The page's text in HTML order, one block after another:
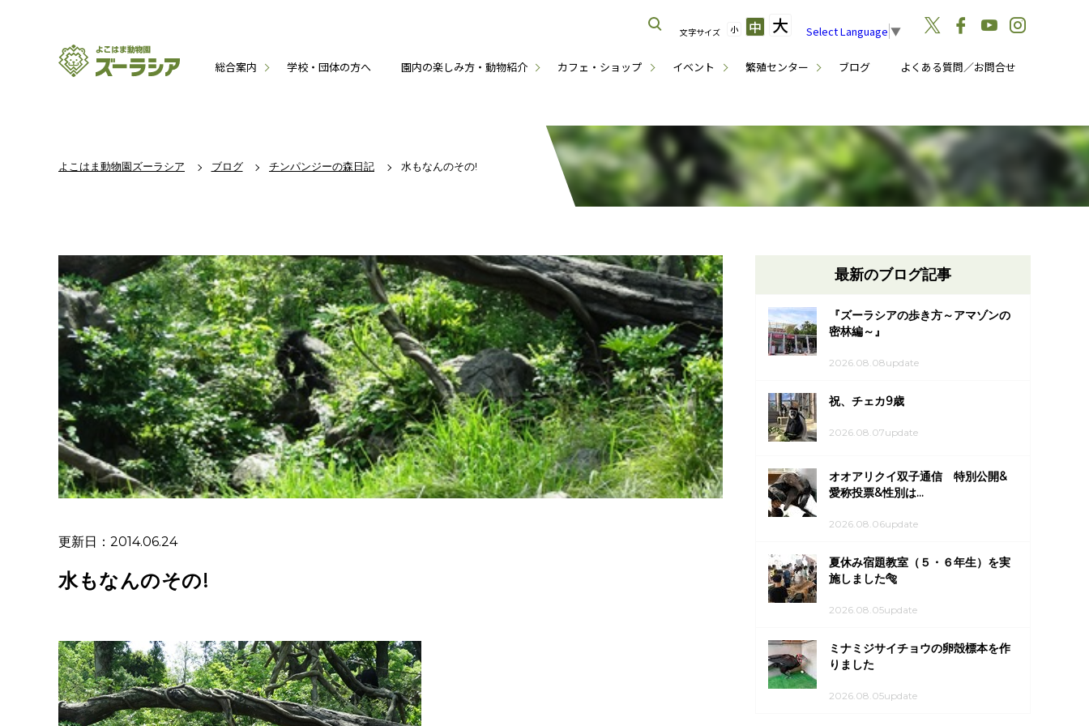
総合案内 学校・団体の方へ 園内の楽しみ方・動物紹介 カフェ・ショップ イベント 繁殖センター ブログ よくある質問／お問合せ
文字サイズ 小 中 大 Select Language ▼
よこはま動物園ズーラシア ブログ チンパンジーの森日記 水もなんのその!
更新日：2014.06.24
水もなんのその!
最新のブログ記事
『ズーラシアの歩き方～アマゾンの
密林編～』
2026.08.08update
祝、チェカ9歳
2026.08.07update
オオアリクイ双子通信 特別公開&
愛称投票&性別は...
2026.08.06update
夏休み宿題教室（５・６年生）を実
施しました🐅
2026.08.05update
ミナミジサイチョウの卵殻標本を作
りました
2026.08.05update